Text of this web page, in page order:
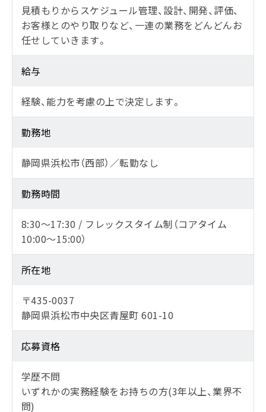
見積もりからスケジュール管理、設計、開発、評価、
お客様とのやり取りなど、一連の業務をどんどんお
任せしていきます。
給与
経験、能力を考慮の上で決定します。
勤務地
静岡県浜松市（西部）／転勤なし
勤務時間
8:30～17:30 / フレックスタイム制（コアタイム
10:00～15:00）
所在地
〒435-0037
静岡県浜松市中央区青屋町 601-10
応募資格
学歴不問
いずれかの実務経験をお持ちの方(3年以上、業界不
問)